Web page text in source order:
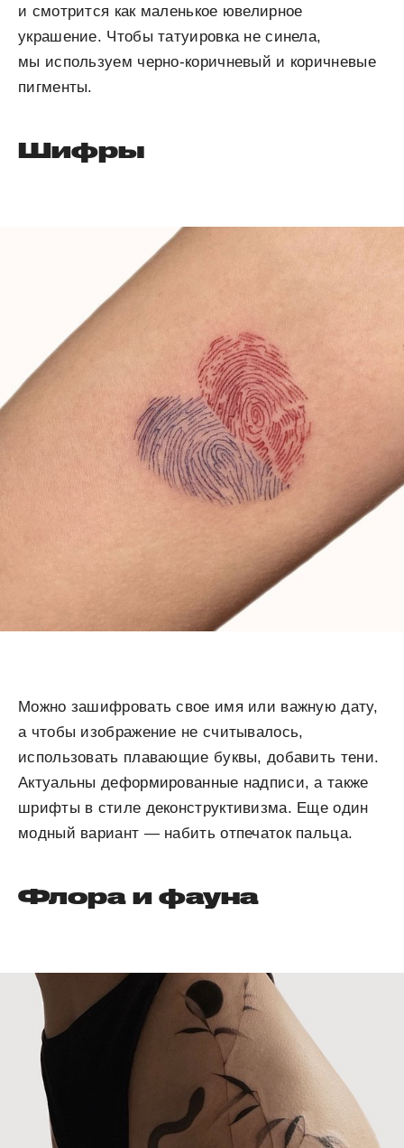
и смотрится как маленькое ювелирное
украшение. Чтобы татуировка не синела,
мы используем черно-коричневый и коричневые
пигменты.
Шифры
Можно зашифровать свое имя или важную дату,
а чтобы изображение не считывалось,
использовать плавающие буквы, добавить тени.
Актуальны деформированные надписи, а также
шрифты в стиле деконструктивизма. Еще один
модный вариант — набить отпечаток пальца.
Флора и фауна